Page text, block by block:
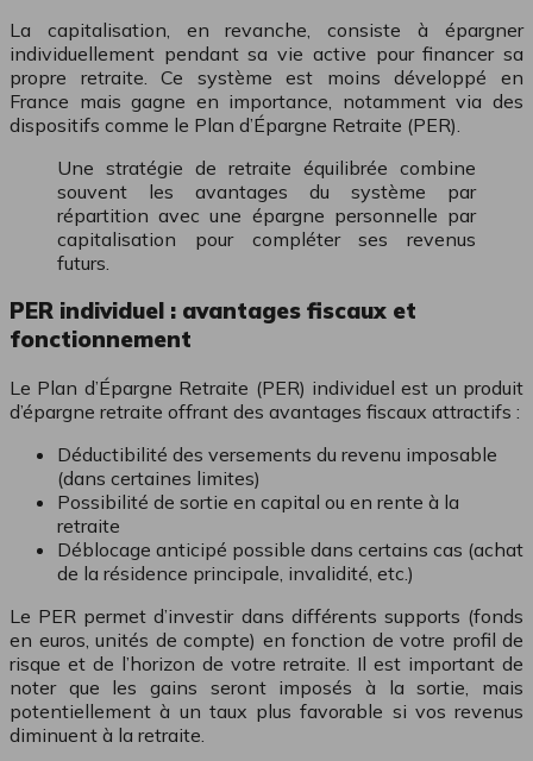
La capitalisation, en revanche, consiste à épargner
individuellement pendant sa vie active pour financer sa
propre retraite. Ce système est moins développé en
France mais gagne en importance, notamment via des
dispositifs comme le Plan d’Épargne Retraite (PER).
Une stratégie de retraite équilibrée combine
souvent les avantages du système par
répartition avec une épargne personnelle par
capitalisation pour compléter ses revenus
futurs.
PER individuel : avantages fiscaux et
fonctionnement
Le Plan d’Épargne Retraite (PER) individuel est un produit
d’épargne retraite offrant des avantages fiscaux attractifs :
Déductibilité des versements du revenu imposable
(dans certaines limites)
Possibilité de sortie en capital ou en rente à la
retraite
Déblocage anticipé possible dans certains cas (achat
de la résidence principale, invalidité, etc.)
Le PER permet d’investir dans différents supports (fonds
en euros, unités de compte) en fonction de votre profil de
risque et de l’horizon de votre retraite. Il est important de
noter que les gains seront imposés à la sortie, mais
potentiellement à un taux plus favorable si vos revenus
diminuent à la retraite.